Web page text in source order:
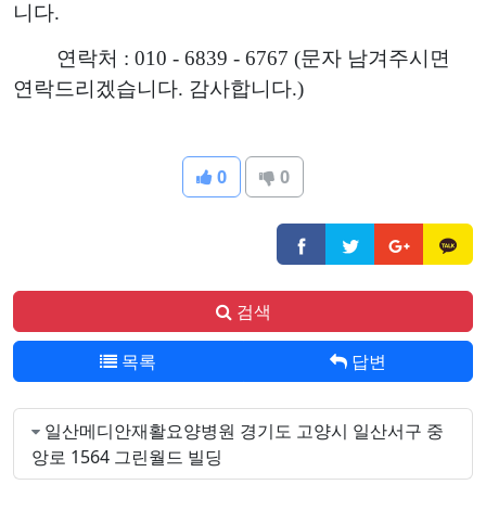
니다.
연락처 : 010 - 6839 - 6767 (문자 남겨주시면
연락드리겠습니다. 감사합니다.)
0 0
검색
목록 답변
일산메디안재활요양병원 경기도 고양시 일산서구 중
앙로 1564 그린월드 빌딩